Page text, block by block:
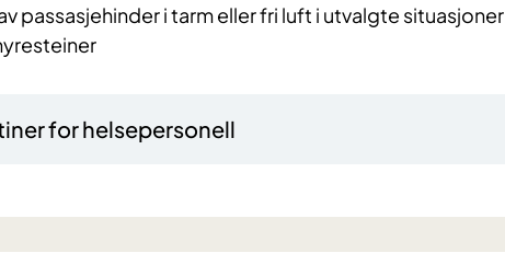
passasjehinder i tarm eller fri luft i utvalgte situasjoner
for helsepersonell